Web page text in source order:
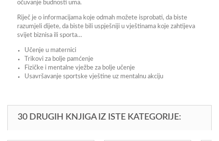
očuvanje budnosti uma.
Riječ je o informacijama koje odmah možete isprobati, da biste
razumjeli dijete, da biste bili uspješniji u vještinama koje zahtijeva
svijet biznisa ili sporta…
Učenje u maternici
Trikovi za bolje pamćenje
Fizičke i mentalne vježbe za bolje učenje
Usavršavanje sportske vještine uz mentalnu akciju
30 DRUGIH KNJIGA IZ ISTE KATEGORIJE: